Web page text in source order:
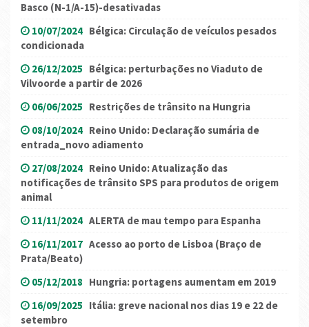
Basco (N-1/A-15)-desativadas
10/07/2024 Bélgica: Circulação de veículos pesados
condicionada
26/12/2025 Bélgica: perturbações no Viaduto de
Vilvoorde a partir de 2026
06/06/2025 Restrições de trânsito na Hungria
08/10/2024 Reino Unido: Declaração sumária de
entrada_novo adiamento
27/08/2024 Reino Unido: Atualização das
notificações de trânsito SPS para produtos de origem
animal
11/11/2024 ALERTA de mau tempo para Espanha
16/11/2017 Acesso ao porto de Lisboa (Braço de
Prata/Beato)
05/12/2018 Hungria: portagens aumentam em 2019
16/09/2025 Itália: greve nacional nos dias 19 e 22 de
setembro